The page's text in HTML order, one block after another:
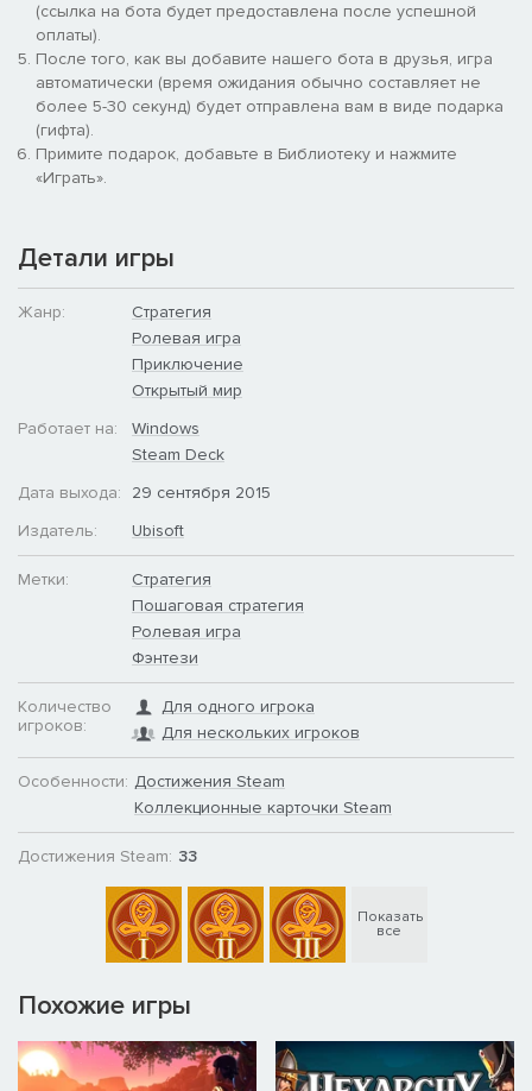
(ссылка на бота будет предоставлена после успешной
оплаты).
После того, как вы добавите нашего бота в друзья, игра
автоматически (время ожидания обычно составляет не
более 5-30 секунд) будет отправлена вам в виде подарка
(гифта).
Примите подарок, добавьте в Библиотеку и нажмите
«Играть».
Детали игры
Жанр:
Стратегия
Ролевая игра
Приключение
Открытый мир
Работает на:
Windows
Steam Deck
Дата выхода:
29 сентября 2015
Издатель:
Ubisoft
Метки:
Стратегия
Пошаговая стратегия
Ролевая игра
Фэнтези
Количество
игроков:
Для одного игрока
Для нескольких игроков
Особенности: Достижения Steam
Коллекционные карточки Steam
Достижения Steam: 33
Показать
все
Похожие игры